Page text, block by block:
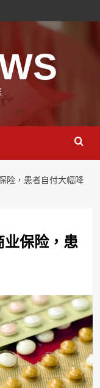
险，患者自付大幅降
业保险，患